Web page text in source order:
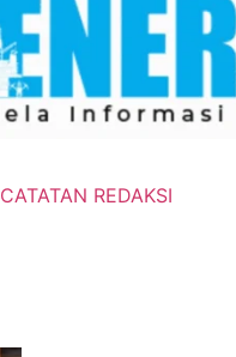
CATATAN REDAKSI